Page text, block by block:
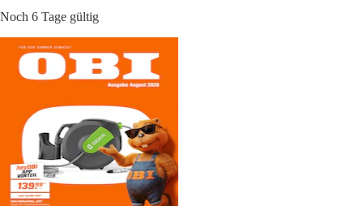
Noch 6 Tage gültig